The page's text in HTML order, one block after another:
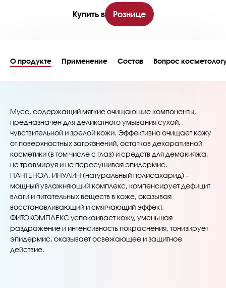
Купить в Рознице
О продукте Применение Состав Вопрос
Мусс, содержащий мягкие очищающие компоненты,
предназначен для деликатного умывания сухой,
чувствительной и зрелой кожи. Эффективно очищает кожу
от поверхностных загрязнений, остатков декоративной
косметики (в том числе с глаз) и средств для демакияжа,
не травмируя и не пересушивая эпидермис.
ПАНТЕНОЛ, ИНУЛИН (натуральный полисахарид) –
мощный увлажняющий комплекс, компенсирует дефицит
влаги и питательных веществ в коже, оказывая
восстанавливающий и смягчающий эффект.
ФИТОКОМПЛЕКС успокаивает кожу, уменьшая
раздражение и интенсивность покраснения, тонизирует
эпидермис, оказывает освежающее и защитное
действие.